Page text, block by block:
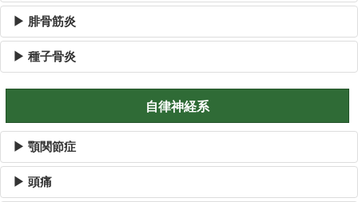
▶ 腓骨筋炎
▶ 種子骨炎
自律神経系
▶ 顎関節症
▶ 頭痛